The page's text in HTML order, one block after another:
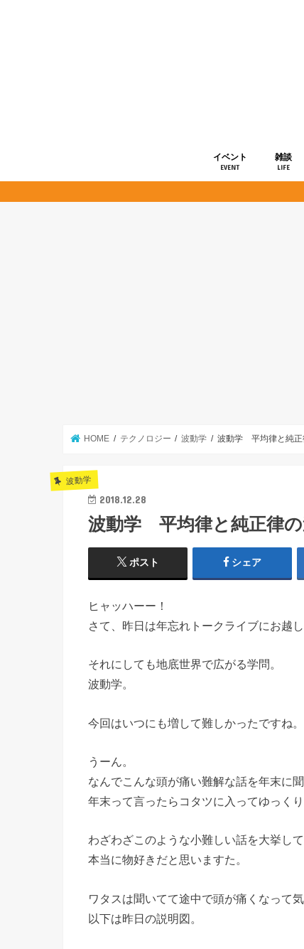
イベント
EVENT
雑談
LIFE
HOME テクノロジー 波動学 波動学 平均律と純正
波動学
2018.12.28
波動学 平均律と純正律
ポスト シェア
ヒャッハーー！
さて、昨日は年忘れトークライブにお越
それにしても地底世界で広がる学問。
波動学。
今回はいつにも増して難しかったですね。
うーん。
なんでこんな頭が痛い難解な話を年末に
年末って言ったらコタツに入ってゆっく
わざわざこのような小難しい話を大挙して
本当に物好きだと思いますた。
ワタスは聞いてて途中で頭が痛くなって
以下は昨日の説明図。